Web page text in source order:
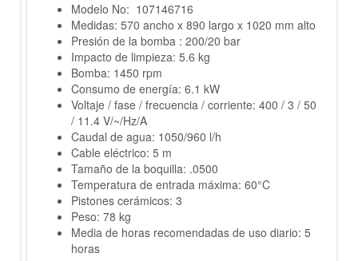
Modelo No: 107146716
Medidas: 570 ancho x 890 largo x 1020 mm alto
Presión de la bomba : 200/20 bar
Impacto de limpieza: 5.6 kg
Bomba: 1450 rpm
Consumo de energía: 6.1 kW
Voltaje / fase / frecuencia / corriente: 400 / 3 / 50
/ 11.4 V/~/Hz/A
Caudal de agua: 1050/960 l/h
Cable eléctrico: 5 m
Tamaño de la boquilla: .0500
Temperatura de entrada máxima: 60°C
Pistones cerámicos: 3
Peso: 78 kg
Media de horas recomendadas de uso diario: 5
horas